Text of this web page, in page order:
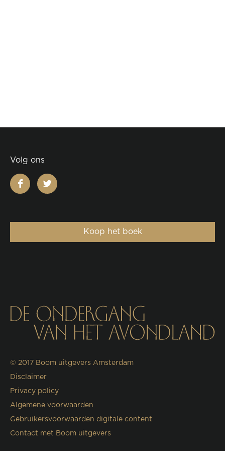
Volg ons
facebooktwitter
Koop het boek
© 2017 Boom uitgevers Amsterdam
Disclaimer
Privacy policy
Algemene voorwaarden
Gebruikersvoorwaarden digitale content
Contact met Boom uitgevers